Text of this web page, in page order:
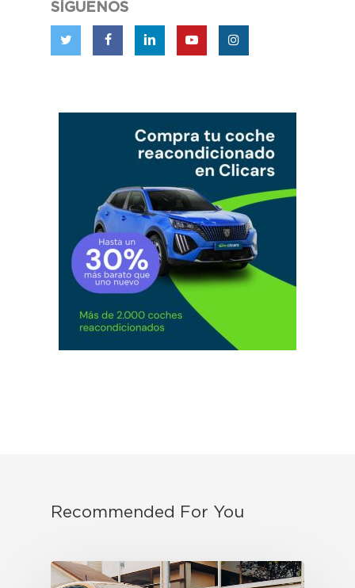
SÍGUENOS
Recommended For You